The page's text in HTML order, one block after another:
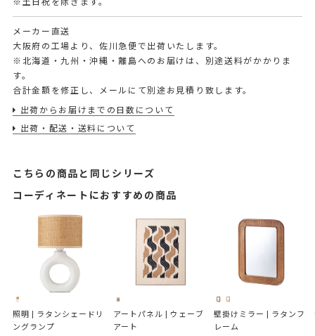
メーカー直送
大阪府の工場より、佐川急便で出荷いたします。
※北海道・九州・沖縄・離島へのお届けは、別途送料がかかりま
す。
合計金額を修正し、メールにて別途お見積り致します。
出荷からお届けまでの日数について
出荷・配送・送料について
こちらの商品と同じシリーズ
コーディネートにおすすめの商品
照明 | ラタンシェードリ
ングランプ
アートパネル | ウェーブ
アート
壁掛けミラー | ラタンフ
レーム